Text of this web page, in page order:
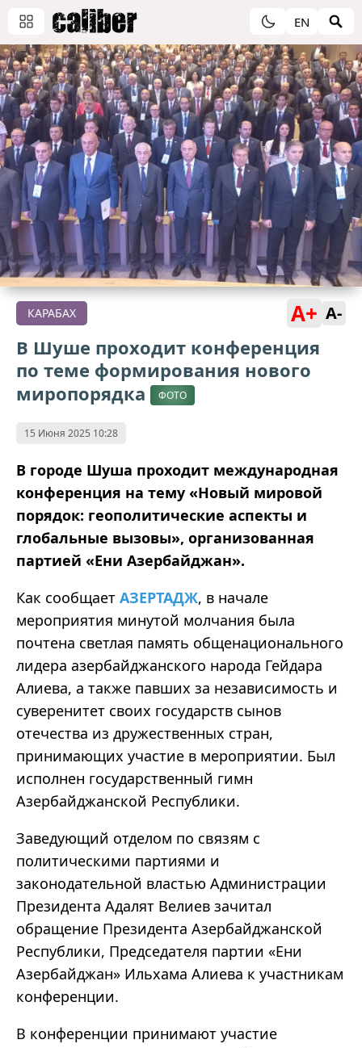
EN
КАРАБАХ A+ A-
В Шуше проходит конференция
по теме формирования нового
миропорядка
ФОТО
15 Июня 2025 10:28
В городе Шуша проходит международная
конференция на тему «Новый мировой
порядок: геополитические аспекты и
глобальные вызовы», организованная
партией «Ени Азербайджан».
Как сообщает АЗЕРТАДЖ, в начале
мероприятия минутой молчания была
почтена светлая память общенационального
лидера азербайджанского народа Гейдара
Алиева, а также павших за независимость и
суверенитет своих государств сынов
отечества из дружественных стран,
принимающих участие в мероприятии. Был
исполнен государственный гимн
Азербайджанской Республики.
Заведующий отделом по связям с
политическими партиями и
законодательной властью Администрации
Президента Адалят Велиев зачитал
обращение Президента Азербайджанской
Республики, Председателя партии «Ени
Азербайджан» Ильхама Алиева к участникам
конференции.
В конференции принимают участие